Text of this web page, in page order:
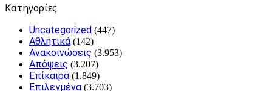
Kατηγορίες
Uncategorized (447)
Αθλητικά (142)
Ανακοινώσεις (3.953)
Απόψεις (3.207)
Επίκαιρα (1.849)
Επιλεγμένα (3.703)